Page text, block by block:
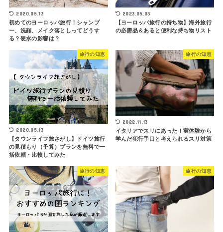
2020.05.13
初めてのヨーロッパ旅行！シャンプ
ー、洗顔、メイク落としってどうす
る？硬水の影響は？
2023.05.03
【ヨーロッパ旅行の持ち物】海外旅行
の必需品＆あると便利な持ち物リスト
旅行の知恵
2020.05.13
【タウンライフ旅さがし】ドイツ旅行
の見積もり（予算）プランを無料で一
括依頼・比較してみた
旅行の知恵
2022.11.13
イタリアでスリにあった！実体験から
学んだ犯行手口と考えられるスリ対策
旅行の知恵 旅行の知恵